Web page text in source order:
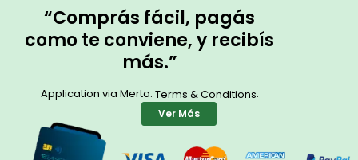
“Comprás fácil, pagás
como te conviene, y recibís
más.”
Application via Merto. Terms & Conditions.
Ver Más